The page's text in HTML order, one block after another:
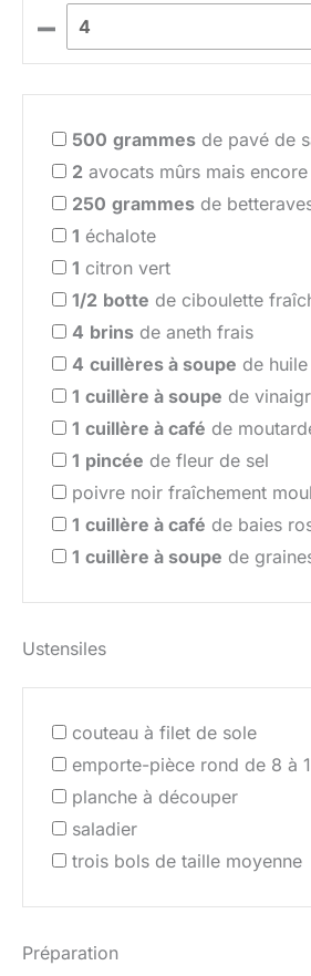
–
500 grammes de pavé de
2 avocats mûrs mais
250 grammes de
1 échalote
1 citron vert
1/2 botte de ciboulette
4 brins de aneth frais
4 cuillères à soupe de
1 cuillère à soupe de
1 cuillère à café de
1 pincée de fleur de sel
poivre noir fraîchement
1 cuillère à café de baies
1 cuillère à soupe de
Ustensiles
couteau à filet de sole
emporte-pièce rond de 8 à
planche à découper
saladier
trois bols de taille moyenne
Préparation